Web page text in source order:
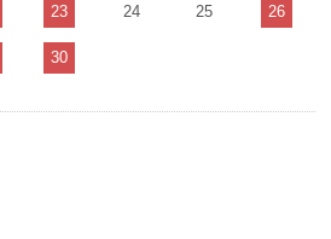
23 24 25 26
30